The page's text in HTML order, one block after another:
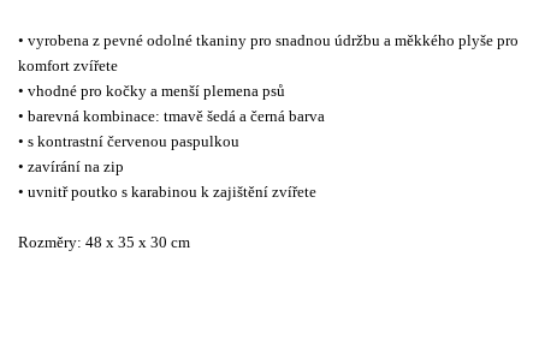
• vyrobena z pevné odolné tkaniny pro snadnou údržbu a měkkého plyše pro
komfort zvířete
• vhodné pro kočky a menší plemena psů
• barevná kombinace: tmavě šedá a černá barva
• s kontrastní červenou paspulkou
• zavírání na zip
• uvnitř poutko s karabinou k zajištění zvířete
Rozměry: 48 x 35 x 30 cm